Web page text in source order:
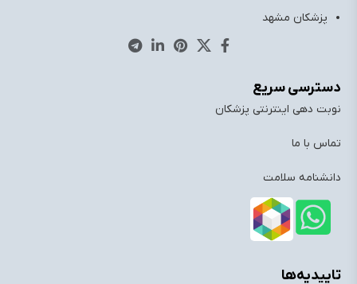
پزشکان مشهد
دسترسی سریع
نوبت دهی اینترنتی پزشکان
تماس با ما
دانشنامه سلامت
تاییدیه‌ها